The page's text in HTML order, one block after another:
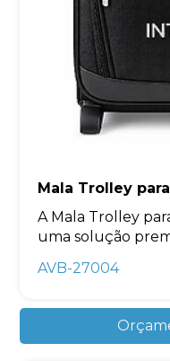
Mala Trolley
A Mala Trolley
uma solução
AVB-27004